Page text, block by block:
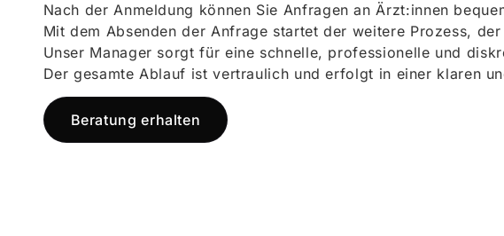
Nach der Anmeldung können Sie Anfragen an Ärzt:innen
Mit dem Absenden der Anfrage startet der weitere Prozess,
Unser Manager sorgt für eine schnelle, professionelle und
Der gesamte Ablauf ist vertraulich und erfolgt in einer klaren
Beratung erhalten